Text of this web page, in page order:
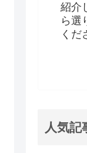
紹介
ら選
くだ
人気記